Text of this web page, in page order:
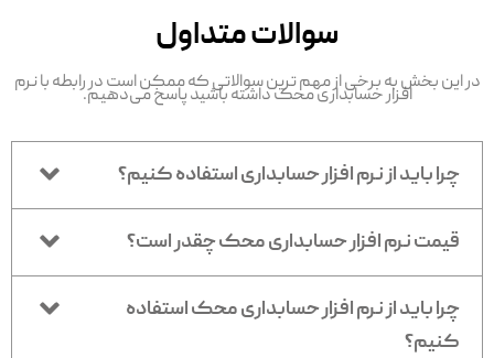
سوالات متداول
در این بخش به برخی از مهم ترین سوالاتی که ممکن است در رابطه با نرم
افزار حسابداری محک داشته باشید پاسخ می‌دهیم.
چرا باید از نرم افزار حسابداری استفاده کنیم؟
قیمت نرم افزار حسابداری محک چقدر است؟
چرا باید از نرم افزار حسابداری محک استفاده
کنیم؟